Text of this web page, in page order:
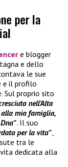
per la
e blogger
e dello
le sue
e il profilo
Sul proprio sito
nell’Alta
alla mia famiglia,
”. Il suo
per la vita”
tra le
dedicata alla